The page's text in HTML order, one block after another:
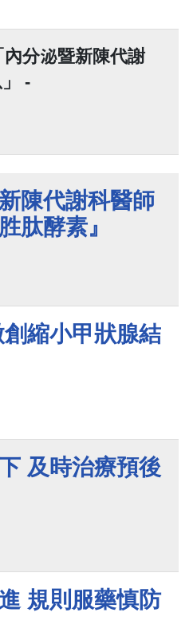
內分泌暨新陳代謝
-
陳代謝科醫師
肽酵素』
縮小甲狀腺結
及時治療預後
規則服藥慎防